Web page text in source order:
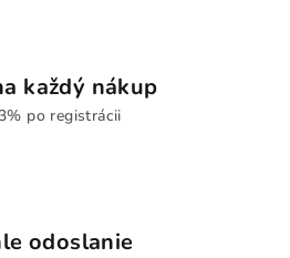
každý nákup
po registrácii
odoslanie